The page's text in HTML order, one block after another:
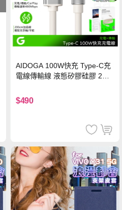
AIDOGA 100W快充 Type-C充
電線傳輸線 液態矽膠硅膠 2M
$490